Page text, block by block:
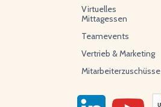
Virtuelles
Mittagessen
Teamevents
Vertrieb & Marketing
Mitarbeiterzuschüsse